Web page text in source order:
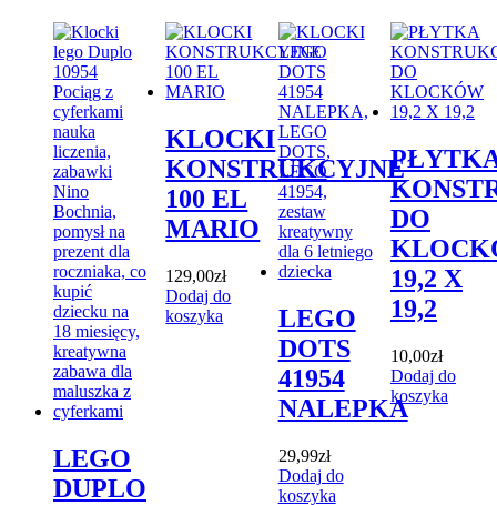
LEGO
DUPLO
KLOCKI
KONSTRUKCYJNE
100 EL
MARIO
129,00zł
Dodaj do
koszyka
LEGO
DOTS
41954
NALEPKA
29,99zł
Dodaj do
koszyka
DO
19,2 X
19,2
10,00zł
Dodaj do
koszyka